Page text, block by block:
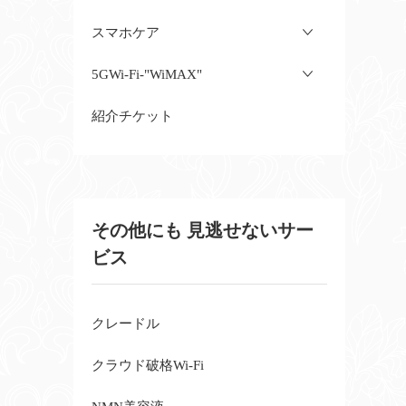
スマホケア
5GWi-Fi-"WiMAX"
紹介チケット
その他にも 見逃せないサー
ビス
クレードル
クラウド破格Wi-Fi